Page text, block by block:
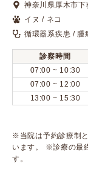
口コミ検索
Calooペットとは
口コミ投稿
神奈川県厚木市
イヌ / ネコ
循環器系疾患 / 腫
診察時間
07:00 ~ 10:30
07:00 ~ 12:00
13:00 ~ 15:30
※当院は予約診療制
います。 ※診療の最
す。